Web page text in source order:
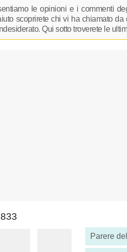
le opinioni e i commenti
scoprirete chi vi ha chiamato
Qui sotto troverete le
Parere